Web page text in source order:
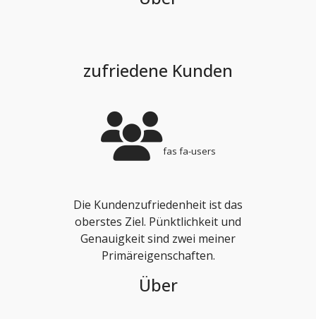
zufriedene Kunden
fas fa-users
Die Kundenzufriedenheit ist das
oberstes Ziel. Pünktlichkeit und
Genauigkeit sind zwei meiner
Primäreigenschaften.
Über